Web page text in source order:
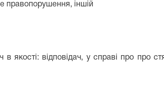
правопорушення, іншій
в якості: відповідач, у справі про про